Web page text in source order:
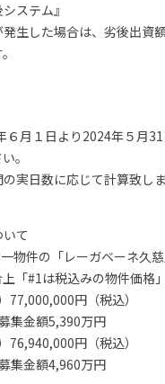
ステム』
生した場合は、劣後出
月１日より2024年５月
。
実日数に応じて計算致
て
物件の「レーガベーネ久
「#1は税込みの物件価格
円（税込）
集金額5,390万円
円（税込）
集金額4,960万円